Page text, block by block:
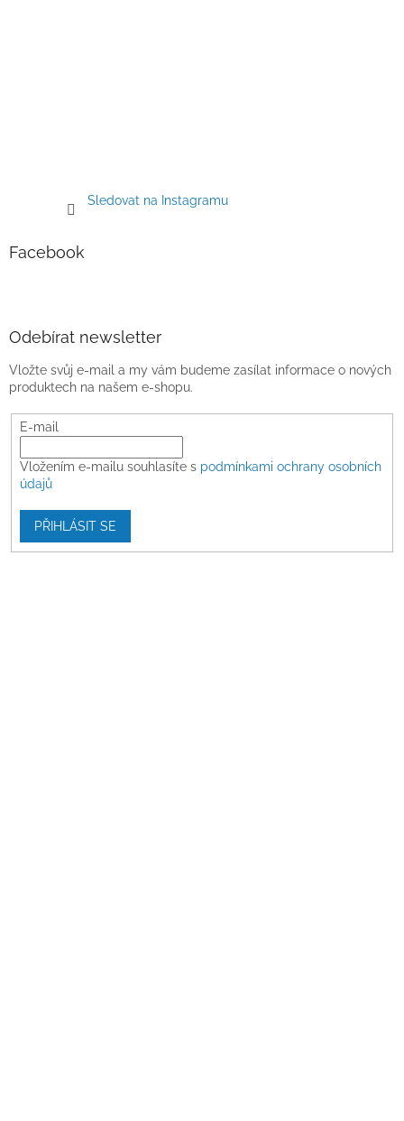
Sledovat na Instagramu
Facebook
Odebírat newsletter
Vložte svůj e-mail a my vám budeme zasílat informace o nových
produktech na našem e-shopu.
E-mail
Vložením e-mailu souhlasíte s podmínkami ochrany osobních
údajů
PŘIHLÁSIT SE